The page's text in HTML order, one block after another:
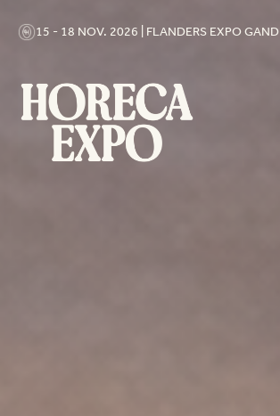
15 - 18 NOV. 2026 | FLANDERS EXPO GAND